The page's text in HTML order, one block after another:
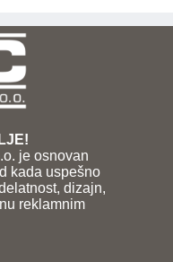
je osnovan
kada uspešno
dizajn,
reklamnim